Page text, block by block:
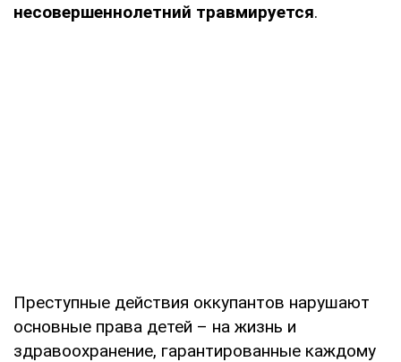
несовершеннолетний травмируется.
Преступные действия оккупантов нарушают
основные права детей – на жизнь и
здравоохранение, гарантированные каждому